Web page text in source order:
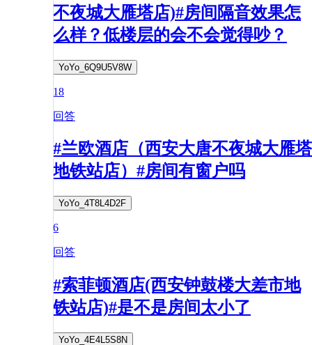
不夜城大雁塔店)#房间隔音效果怎
么样？低楼层的会不会觉得吵？
YoYo_6Q9U5V8W
18
回答
#兰欧酒店（西安大唐不夜城大雁塔
地铁站店）#房间有窗户吗
YoYo_4T8L4D2F
6
回答
#索菲顿酒店(西安钟鼓楼大差市地
铁站店)#是不是房间太小了
YoYo_4E4L5S8N